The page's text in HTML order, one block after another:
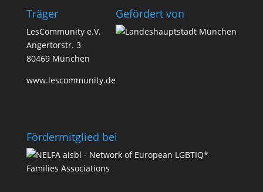
Träger
LesCommunity e.V.
Angertorstr. 3
80469 München
www.lescommunity.de
Geför­dert von
Förder­­mit­glied bei